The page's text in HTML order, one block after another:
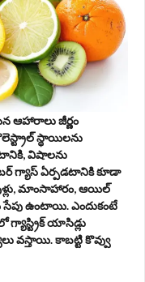
ఆహారాలు జీర్ణం
స్థాయిలను
విషాలను
గ్యాస్ ఏర్పడటానికి కూడా
మాంసాహారం, ఆయిల్
సేపు ఉంటాయి. ఎందుకంటే
గ్యాస్ట్రిక్ యాసిడ్లు
వస్తాయి. కాబట్టి కొవ్వు